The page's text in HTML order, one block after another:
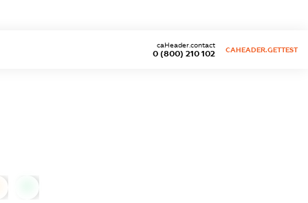
0 (800) 210 102
caHeader.contact
CAHEADER.GETTEST